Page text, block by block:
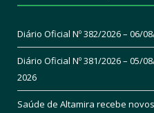
Diário Oficial Nº 382/2026 – 06/
Diário Oficial Nº 381/2026 – 05/
2026
Saúde de Altamira recebe